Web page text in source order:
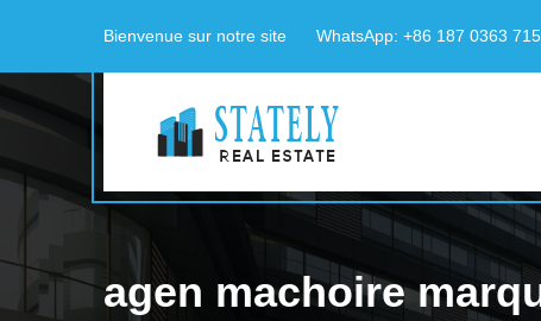
Bienvenue sur notre site WhatsApp: +86 187 0363
agen machoire